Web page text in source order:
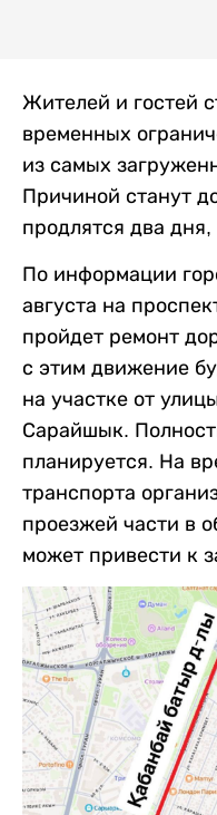
Жителей и гостей
временных
из самых
Причиной станут
продлятся два
По информации
августа на
пройдет ремонт
с этим движение
на участке от
Сарайшык.
планируется. На
транспорта
проезжей части в
может привести к